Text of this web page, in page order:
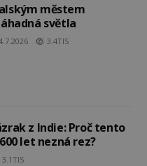
městem
světla
3.4TIS
z Indie: Proč tento
let nezná rez?
3.1TIS